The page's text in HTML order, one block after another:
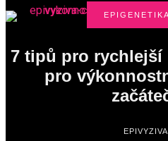
7 tipů pro rychlejší
pro